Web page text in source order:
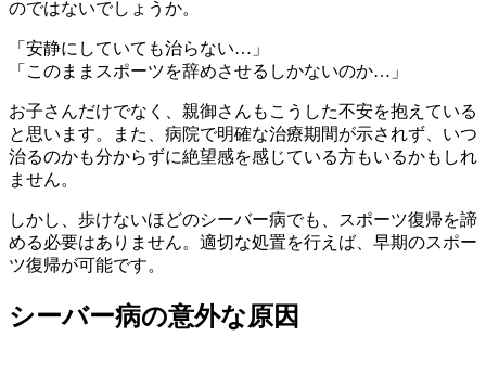
のではないでしょうか。
「安静にしていても治らない…」
「このままスポーツを辞めさせるしかないのか…」
お子さんだけでなく、親御さんもこうした不安を抱えている
と思います。また、病院で明確な治療期間が示されず、いつ
治るのかも分からずに絶望感を感じている方もいるかもしれ
ません。
しかし、歩けないほどのシーバー病でも、スポーツ復帰を諦
める必要はありません。適切な処置を行えば、早期のスポー
ツ復帰が可能です。
シーバー病の意外な原因